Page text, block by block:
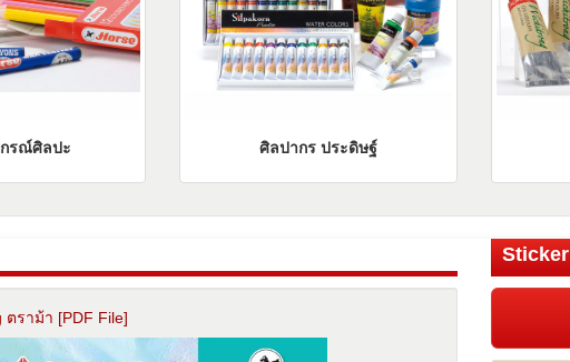
รณ์ศิลปะ ศิลปากร ประดิษฐ์
ตราม้า [PDF File]
Sticker